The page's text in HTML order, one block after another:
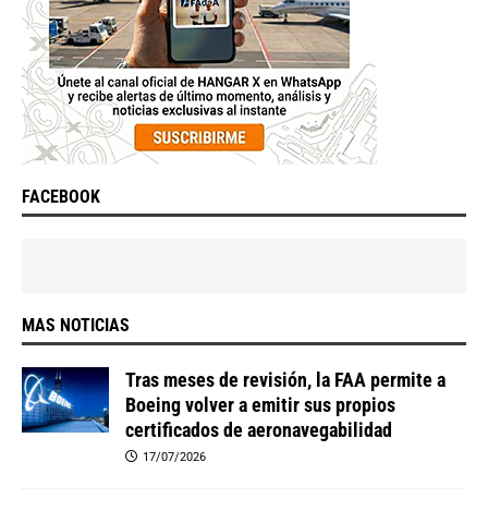
FACEBOOK
MAS NOTICIAS
Tras meses de revisión, la FAA permite a
Boeing volver a emitir sus propios
certificados de aeronavegabilidad
17/07/2026